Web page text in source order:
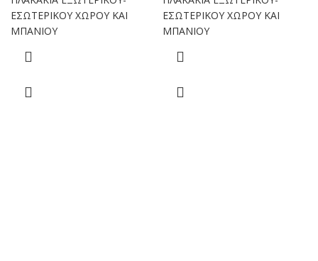
ΕΣΩΤΕΡΙΚΟΥ ΧΩΡΟΥ ΚΑΙ
ΜΠΑΝΙΟΥ
ΕΣΩΤΕΡΙΚΟΥ ΧΩΡΟΥ ΚΑΙ
ΜΠΑΝΙΟΥ